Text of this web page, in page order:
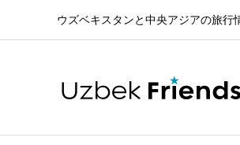
ウズベキスタンと中央アジアの旅行